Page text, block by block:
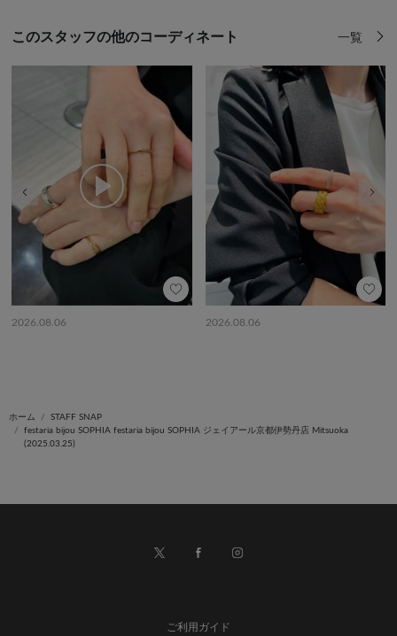
このスタッフの他のコーディネート 一覧
2026.08.06 2026.08.06
前の画像
ホーム
STAFF SNAP
festaria bijou SOPHIA festaria bijou SOPHIA ジェイアール京都伊勢丹店 Mitsuoka
(2025.03.25)
ご利用ガイド